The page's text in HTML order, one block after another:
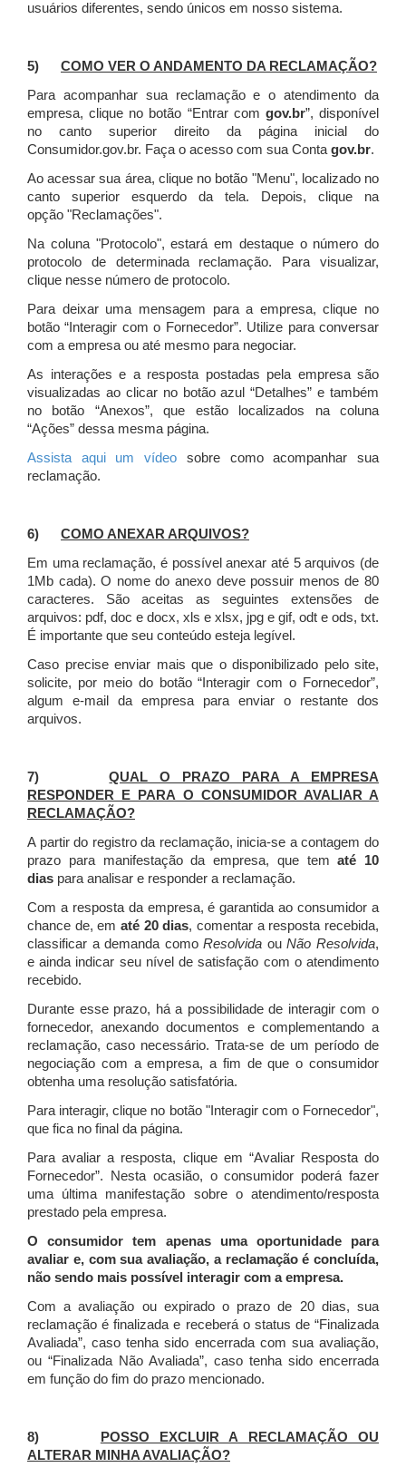
usuários diferentes, sendo únicos em nosso sistema.
5) COMO VER O ANDAMENTO DA RECLAMAÇÃO?
Para acompanhar sua reclamação e o atendimento da
empresa, clique no botão “Entrar com gov.br”, disponível
no canto superior direito da página inicial do
Consumidor.gov.br. Faça o acesso com sua Contagov.br.
Ao acessar sua área, clique no botão "Menu", localizado no
canto superior esquerdo da tela. Depois, clique na
opção "Reclamações".
Na coluna "Protocolo", estará em destaque o número do
protocolo de determinada reclamação. Para visualizar,
clique nesse número de protocolo.
Para deixar uma mensagem para a empresa, clique no
botão “Interagir com o Fornecedor”. Utilize para conversar
com a empresa ou até mesmo para negociar.
As interações e a resposta postadas pela empresa são
visualizadas ao clicar no botão azul “Detalhes” e também
no botão “Anexos”, que estão localizados na coluna
“Ações” dessa mesma página.
Assista aqui um vídeo sobre como acompanhar sua
reclamação.
6) COMO ANEXAR ARQUIVOS?
Em uma reclamação, é possível anexar até 5 arquivos (de
1Mb cada). O nome do anexo deve possuir menos de 80
caracteres. São aceitas as seguintes extensões de
arquivos: pdf, doc e docx, xls e xlsx, jpg e gif, odt e ods, txt.
É importante que seu conteúdo esteja legível.
Caso precise enviar mais que o disponibilizado pelo site,
solicite, por meio do botão “Interagir com o Fornecedor”,
algum e-mail da empresa para enviar o restante dos
arquivos.
7)QUAL O PRAZO PARA A EMPRESA
RESPONDER E PARA O CONSUMIDOR AVALIAR A
RECLAMAÇÃO?
A partir do registro da reclamação, inicia-se a contagem do
prazo para manifestação da empresa, que tematé 10
dias para analisar e responder a reclamação.
Com a resposta da empresa, é garantida ao consumidor a
chance de, em até 20 dias, comentar a resposta recebida,
classificar a demanda comoResolvida ouNão Resolvida,
e ainda indicar seu nível de satisfação com o atendimento
recebido.
Durante esse prazo, há a possibilidade de interagir com o
fornecedor, anexando documentos e complementando a
reclamação, caso necessário.Trata-se de um período de
negociação com a empresa, a fim de que o consumidor
obtenha uma resolução satisfatória.
Para interagir, clique no botão "Interagir com o Fornecedor",
que fica no final da página.
Para avaliar a resposta, clique em “Avaliar Resposta do
Fornecedor”. Nesta ocasião, o consumidor poderá fazer
uma última manifestação sobre o atendimento/resposta
prestado pela empresa.
O consumidor tem apenas uma oportunidade para
avaliar e, com sua avaliação, a reclamação é concluída,
não sendo mais possível interagir com a empresa.
Com a avaliação ou expirado o prazo de 20 dias, sua
reclamação é finalizada e receberá o status de “Finalizada
Avaliada”, caso tenha sido encerrada com sua avaliação,
ou “Finalizada Não Avaliada”, caso tenha sido encerrada
em função do fim do prazo mencionado.
8)
POSSO EXCLUIR A RECLAMAÇÃO OU
ALTERAR MINHA AVALIAÇÃO?